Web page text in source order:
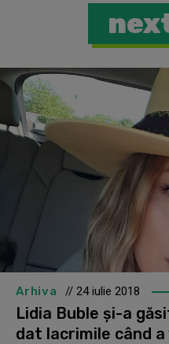
Arhiva // 24 iulie 2018
Lidia Buble și-a
dat lacrimile când